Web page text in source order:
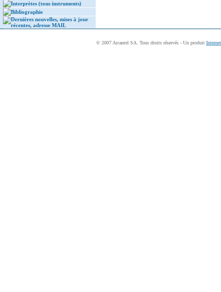
Interprètes (tous instruments)
Bibliographie
Dernières nouvelles, mises à jour
récentes, adresse MAIL
© 2007 Arcantel SA. Tous droits réservés - Un produit